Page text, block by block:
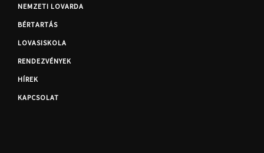
NEMZETI LOVARDA
BÉRTARTÁS
LOVASISKOLA
RENDEZVÉNYEK
HÍREK
KAPCSOLAT